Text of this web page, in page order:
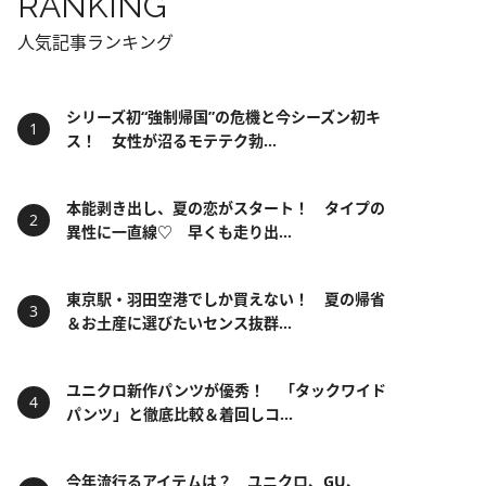
人気記事ランキング
シリーズ初“強制帰国”の危機と今シーズン初キ
ス！ 女性が沼るモテテク勃...
本能剥き出し、夏の恋がスタート！ タイプの
異性に一直線♡ 早くも走り出...
東京駅・羽田空港でしか買えない！ 夏の帰省
＆お土産に選びたいセンス抜群...
ユニクロ新作パンツが優秀！ 「タックワイド
パンツ」と徹底比較＆着回しコ...
今年流行るアイテムは？ ユニクロ、GU、